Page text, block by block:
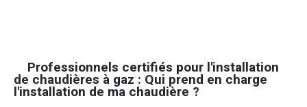
Professionnels certifiés pour l'installation
de chaudières à gaz : Qui prend en charge
l'installation de ma chaudière ?